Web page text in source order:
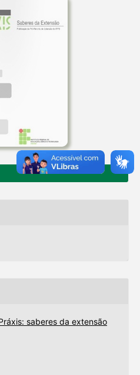
saberes da extensão